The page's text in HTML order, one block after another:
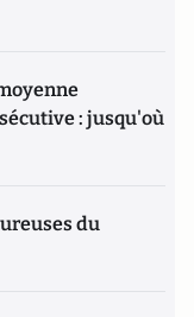
: jusqu'où
du